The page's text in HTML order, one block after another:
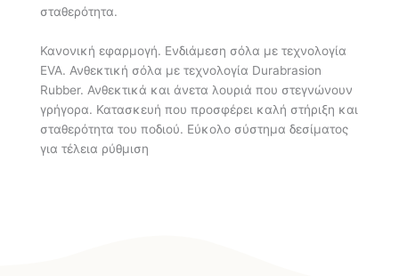
σταθερότητα.
Κανονική εφαρμογή. Ενδιάμεση σόλα με τεχνολογία
EVA. Ανθεκτική σόλα με τεχνολογία Durabrasion
Rubber. Ανθεκτικά και άνετα λουριά που στεγνώνουν
γρήγορα. Κατασκευή που προσφέρει καλή στήριξη και
σταθερότητα του ποδιού. Εύκολο σύστημα δεσίματος
για τέλεια ρύθμιση